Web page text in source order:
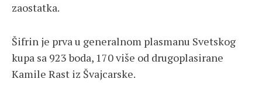
zaostatka.
Šifrin je prva u generalnom plasmanu Svetskog
kupa sa 923 boda, 170 više od drugoplasirane
Kamile Rast iz Švajcarske.